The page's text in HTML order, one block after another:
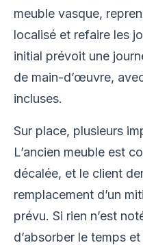
meuble vasque,
localisé et refaire les
initial prévoit une
de main-d’œuvre,
incluses.
Sur place, plusieurs
L’ancien meuble est
décalée, et le client
remplacement d’un
prévu. Si rien n’est
d’absorber le temps